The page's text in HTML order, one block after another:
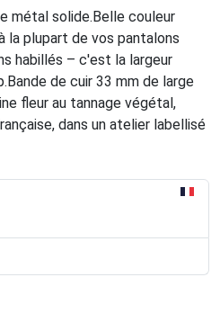
métal solide.Belle couleur
la plupart de vos pantalons
habillés – c'est la largeur
de cuir 33 mm de large
fleur au tannage végétal,
dans un atelier labellisé